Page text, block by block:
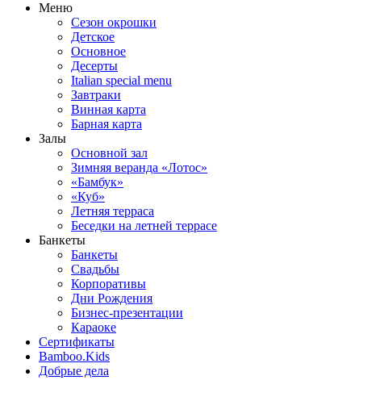
Меню
Сезон окрошки
Детское
Основное
Десерты
Italian special menu
Завтраки
Винная карта
Барная карта
Залы
Основной зал
Зимняя веранда «Лотос»
«Бамбук»
«Куб»
Летняя терраса
Беседки на летней террасе
Банкеты
Банкеты
Свадьбы
Корпоративы
Дни Рождения
Бизнес-презентации
Караоке
Сертификаты
Bamboo.Kids
Добрые дела